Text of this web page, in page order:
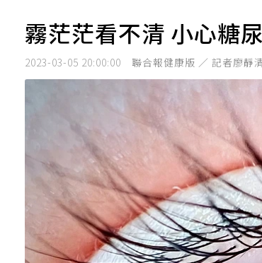
霧茫茫看不清 小心糖
2023-03-05 20:00:00 聯合報健康版 ／ 記者廖靜